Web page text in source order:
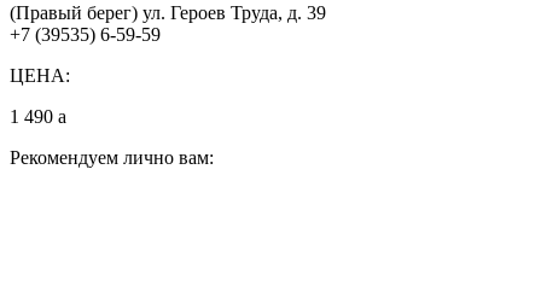
(Правый берег) ул. Героев Труда, д. 39
+7 (39535) 6-59-59
ЦЕНА:
1 490 a
Рекомендуем лично вам: